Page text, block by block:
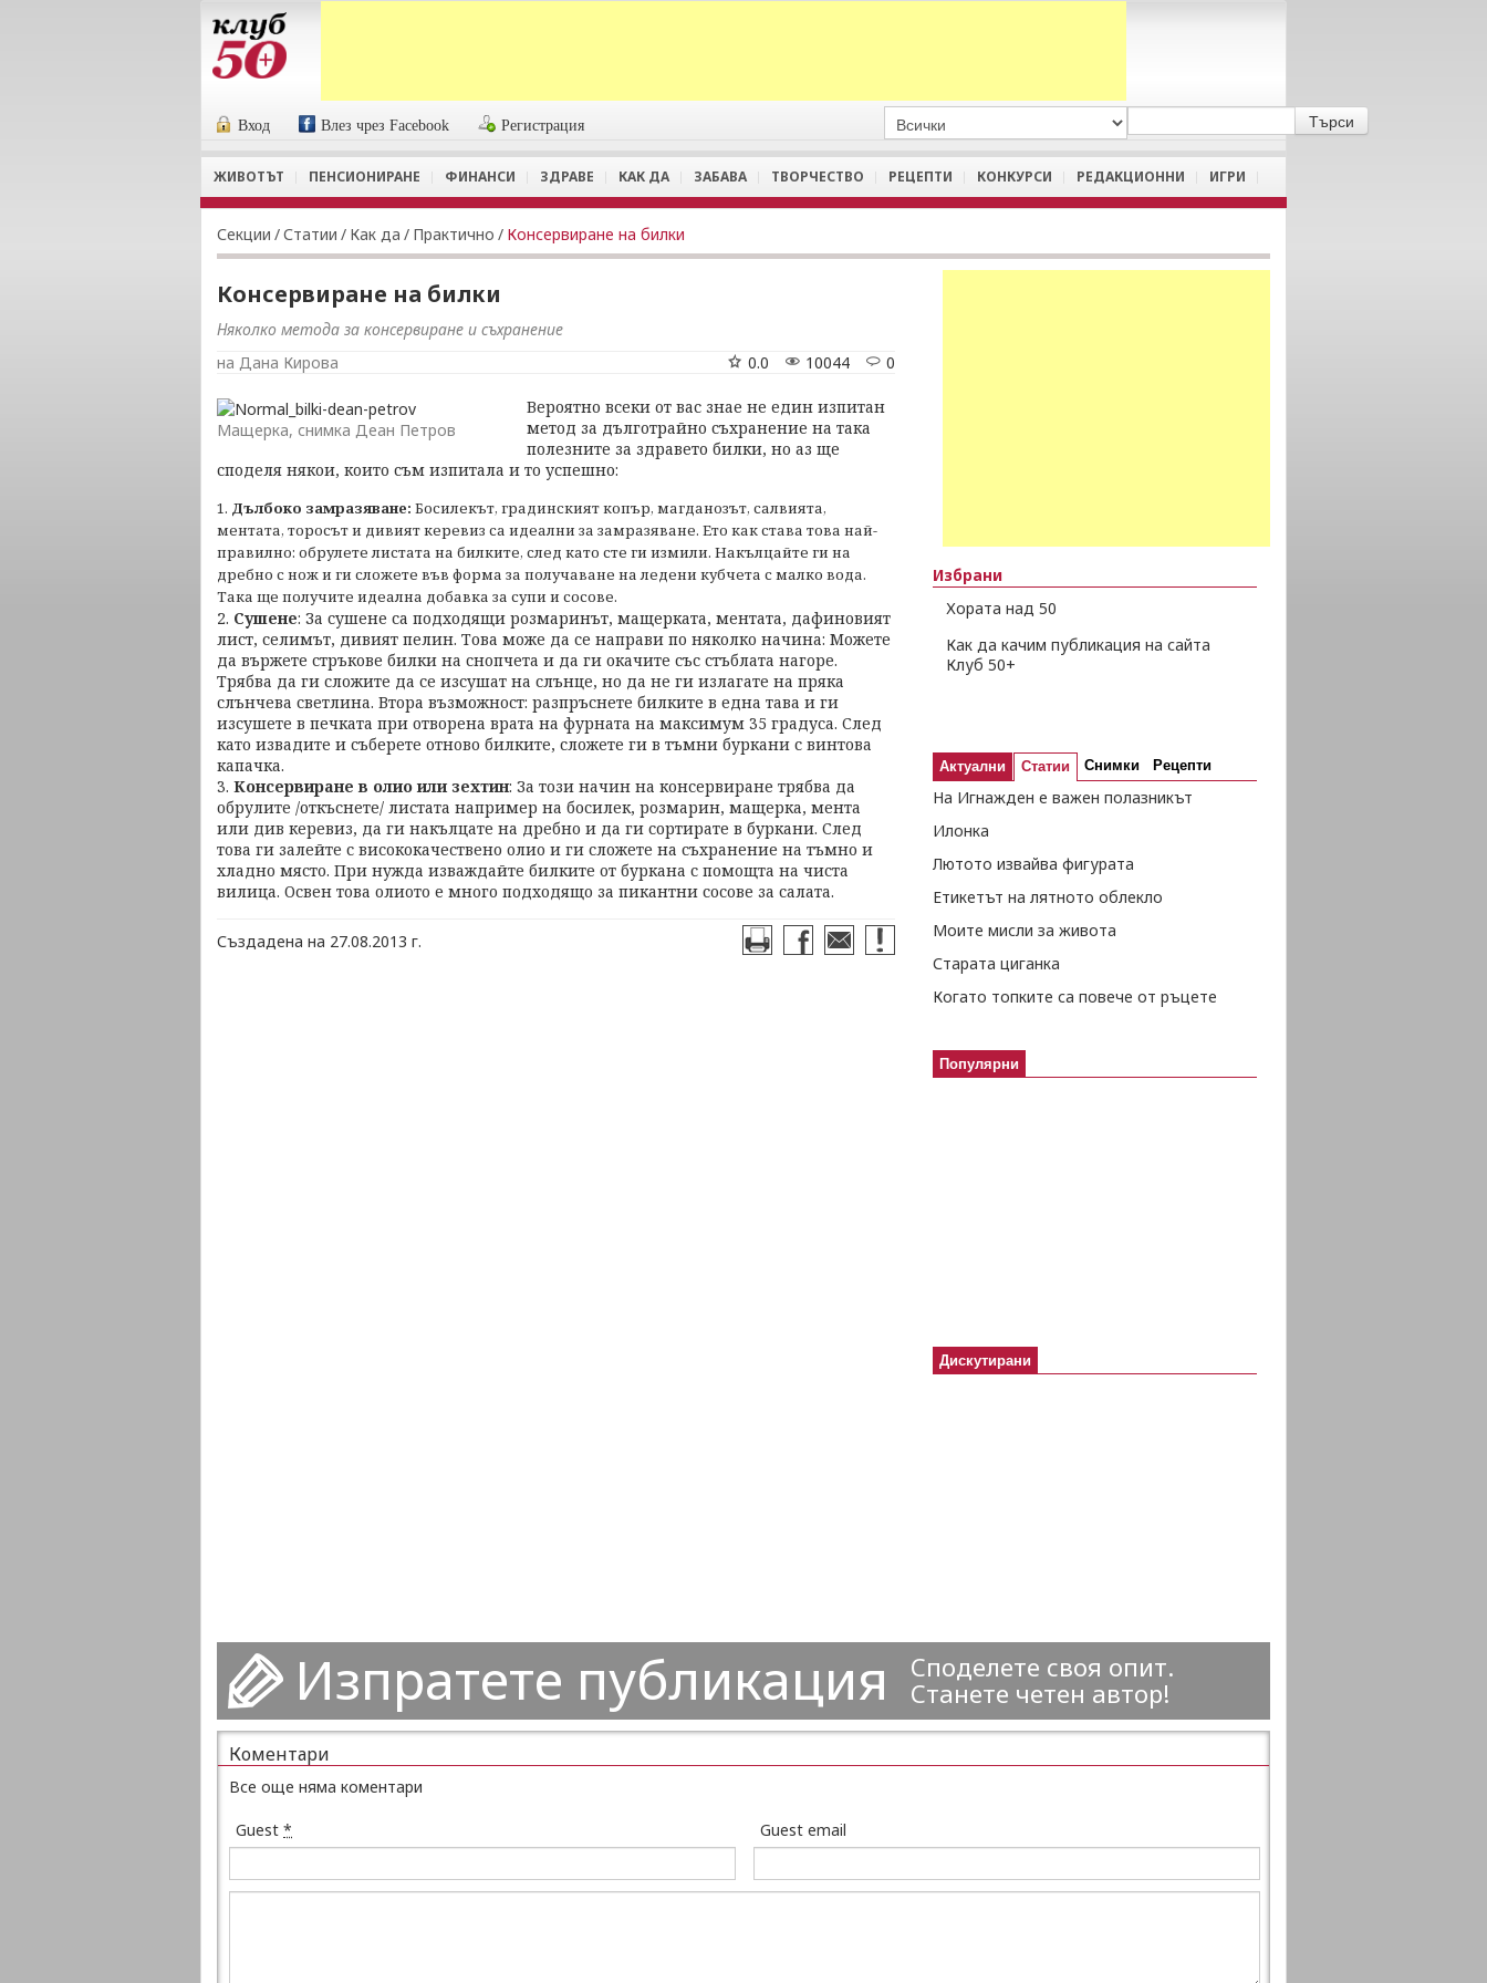
Вход Влез чрез Facebook Регистрация
ЖИВОТЪТ ПЕНСИОНИРАНЕ ФИНАНСИ ЗДРАВЕ КАК ДА ЗАБАВА ТВОРЧЕСТВО РЕЦЕПТИ КОНКУРСИ РЕДАКЦИОННИ ИГРИ
Секции /Статии / Как да / Практично / Консервиране на билки
Консервиране на билки
Няколко метода за консервиране и съхранение
на Дана Кирова
0
10044
0.0
Мащерка, снимка Деан Петров
Вероятно всеки от вас знае не един изпитан
метод за дълготрайно съхранение на така
полезните за здравето билки, но аз ще
споделя някои, които съм изпитала и то успешно:
1. Дълбоко замразяване: Босилекът, градинският копър, магданозът, салвията,
ментата, торосът и дивият керевиз са идеални за замразяване. Ето как става това най-
правилно: обрулете листата на билките, след като сте ги измили. Накълцайте ги на
дребно с нож и ги сложете във форма за получаване на ледени кубчета с малко вода.
Така ще получите идеална добавка за супи и сосове.
2. Сушене: За сушене са подходящи розмаринът, мащерката, ментата, дафиновият
лист, селимът, дивият пелин. Това може да се направи по няколко начина: Можете
да вържете стръкове билки на снопчета и да ги окачите със стъблата нагоре.
Трябва да ги сложите да се изсушат на слънце, но да не ги излагате на пряка
слънчева светлина. Втора възможност: разпръснете билките в една тава и ги
изсушете в печката при отворена врата на фурната на максимум 35 градуса. След
като извадите и съберете отново билките, сложете ги в тъмни буркани с винтова
капачка.
3. Консервиране в олио или зехтин: За този начин на консервиране трябва да
обрулите /откъснете/ листата например на босилек, розмарин, мащерка, мента
или див керевиз, да ги накълцате на дребно и да ги сортирате в буркани. След
това ги залейте с висококачествено олио и ги сложете на съхранение на тъмно и
хладно място. При нужда изваждайте билките от буркана с помощта на чиста
вилица. Освен това олиото е много подходящо за пикантни сосове за салата.
Създадена на 27.08.2013 г.
Избрани
Хората над 50
Как да качим публикация на сайта
Клуб 50+
Актуални Статии Снимки Рецепти
На Игнажден е важен полазникът
Илонка
Лютото извайва фигурата
Етикетът на лятното облекло
Моите мисли за живота
Старата циганка
Когато топките са повече от ръцете
Популярни
Дискутирани
Изпратете публикация
Споделете своя опит.
Станете четен автор!
Коментари
Все още няма коментари
Guest * Guest email